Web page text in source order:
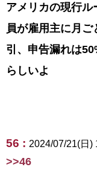
アメリカの現行
員が雇用主に月
引、申告漏れは
らしいよ
56 : 2024/07/21(日)
>>46